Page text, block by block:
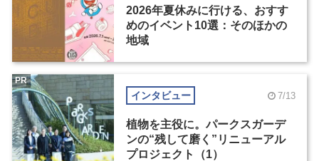
2026年夏休みに行ける、おすす
めのイベント10選：そのほかの
地域
インタビュー 7/13
植物を主役に。パークスガーデ
ンの“残して磨く”リニューアル
プロジェクト（1）
PR